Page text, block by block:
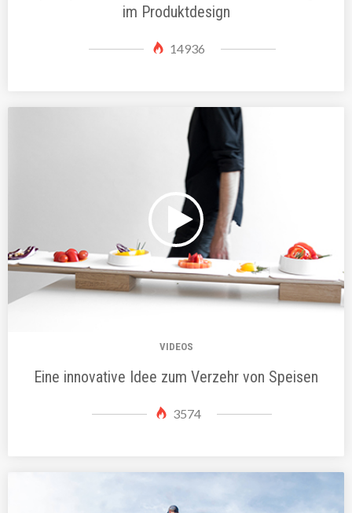
im Produktdesign
14936
VIDEOS
Eine innovative Idee zum Verzehr von Speisen
3574